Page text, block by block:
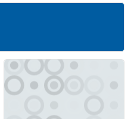
татарский язык и
Course image" Учитель